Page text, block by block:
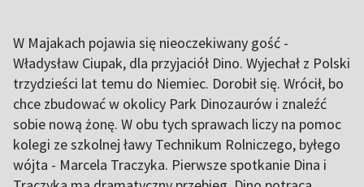
W Majakach pojawia się nieoczekiwany gość -
Władysław Ciupak, dla przyjaciół Dino. Wyjechał z Polski
trzydzieści lat temu do Niemiec. Dorobił się. Wrócił, bo
chce zbudować w okolicy Park Dinozaurów i znaleźć
sobie nową żonę. W obu tych sprawach liczy na pomoc
kolegi ze szkolnej ławy Technikum Rolniczego, byłego
wójta - Marcela Traczyka. Pierwsze spotkanie Dina i